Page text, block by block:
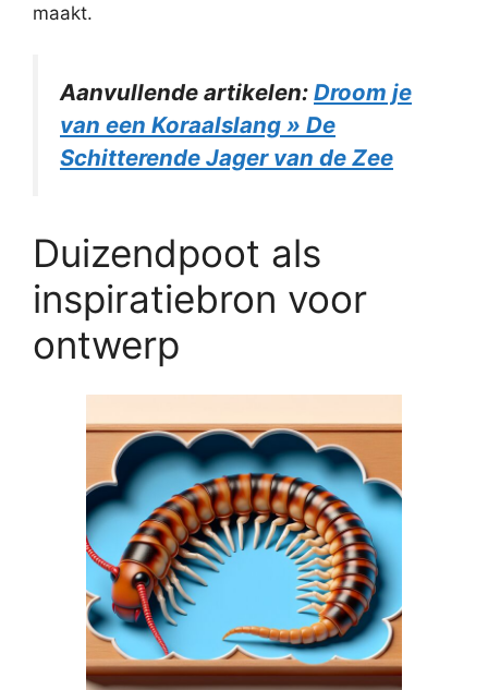
maakt.
Aanvullende artikelen: Droom je
van een Koraalslang » De
Schitterende Jager van de Zee
Duizendpoot als
inspiratiebron voor
ontwerp